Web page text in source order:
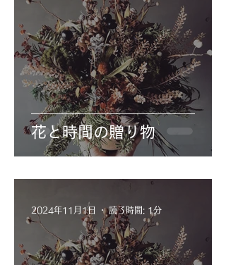
花と時間の贈り物
2024年11月1日 読了時間: 1分